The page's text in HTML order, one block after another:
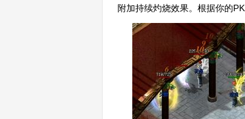
附加持续灼烧效果。根据你的